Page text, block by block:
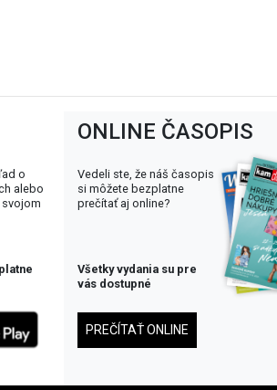
o
alebo
ONLINE ČASOPIS
Vedeli ste, že náš časopis
si môžete bezplatne
prečítať aj online?
Všetky vydania su pre
vás dostupné
PREČÍTAŤ ONLINE